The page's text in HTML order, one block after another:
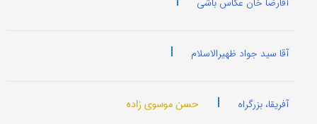
آقا سید جواد ظهیرالاسلام |
آفریقا، بزرگراه | حسن موسوی زاده